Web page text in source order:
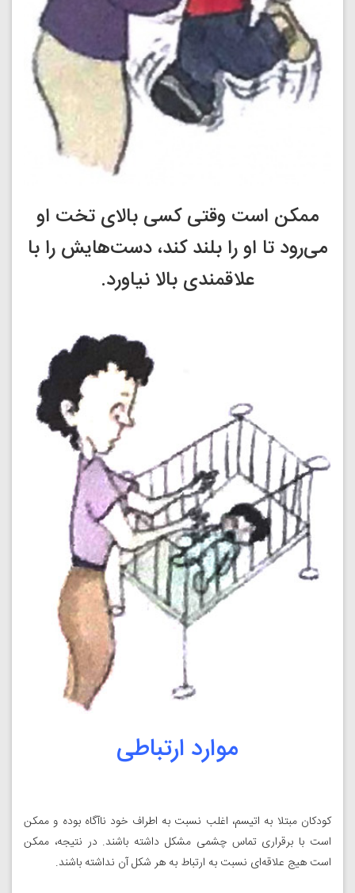
ممکن است وقتی کسی بالای تخت او
می‌رود تا او را بلند کند، دست‌هایش را با
علاقمندی بالا نیاورد.
موارد ارتباطی
کودکان مبتلا به اتیسم، اغلب نسبت به اطراف خود ناآگاه بوده و ممکن
است با برقراری تماس چشمی مشکل داشته باشند. در نتیجه، ممکن
است هیج علاقه‌ای نسبت به ارتباط به هر شکل آن نداشته باشند.